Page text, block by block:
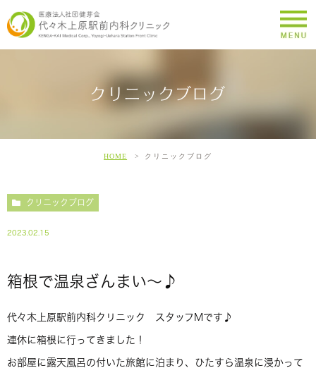
クリニックブログ
HOME クリニックブログ
クリニックブログ
2023.02.15
箱根で温泉ざんまい～♪
代々木上原駅前内科クリニック スタッフMです♪
連休に箱根に行ってきました！
お部屋に露天風呂の付いた旅館に泊まり、ひたすら温泉に浸かって